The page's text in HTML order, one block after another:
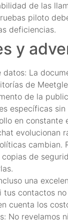
de las
piloto
deficiencias.
y
datos: La
de
de la
específicas sin
en constante
evolucionan
cambian.
de
una
tus contactos
cuenta los
No revelamos